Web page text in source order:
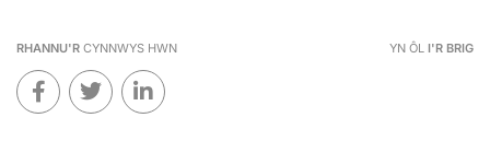
RHANNU'R CYNNWYS HWN YN ÔL I'R BRIG